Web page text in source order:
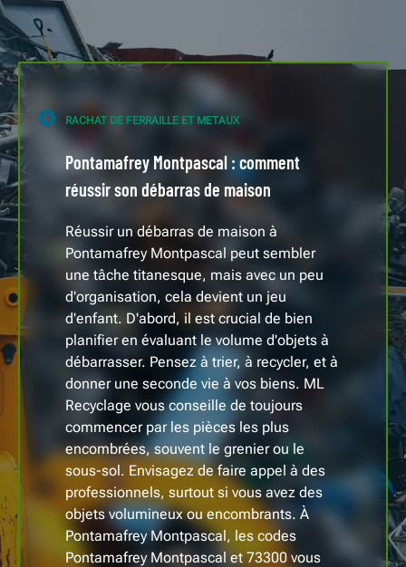
RACHAT DE FERRAILLE ET METAUX
Pontamafrey Montpascal : comment
réussir son débarras de maison
Réussir un débarras de maison à
Pontamafrey Montpascal peut sembler
une tâche titanesque, mais avec un peu
d'organisation, cela devient un jeu
d'enfant. D'abord, il est crucial de bien
planifier en évaluant le volume d'objets à
débarrasser. Pensez à trier, à recycler, et à
donner une seconde vie à vos biens. ML
Recyclage vous conseille de toujours
commencer par les pièces les plus
encombrées, souvent le grenier ou le
sous-sol. Envisagez de faire appel à des
professionnels, surtout si vous avez des
objets volumineux ou encombrants. À
Pontamafrey Montpascal, les codes
Pontamafrey Montpascal et 73300 vous